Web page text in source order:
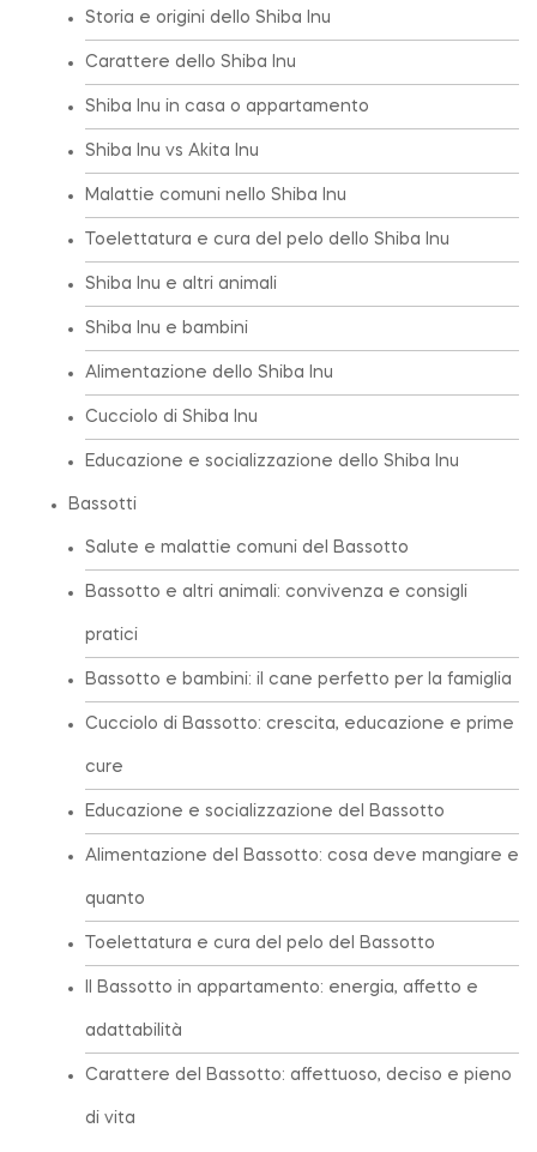
Storia e origini dello Shiba Inu
Carattere dello Shiba Inu
Shiba Inu in casa o appartamento
Shiba Inu vs Akita Inu
Malattie comuni nello Shiba Inu
Toelettatura e cura del pelo dello Shiba Inu
Shiba Inu e altri animali
Shiba Inu e bambini
Alimentazione dello Shiba Inu
Cucciolo di Shiba Inu
Educazione e socializzazione dello Shiba Inu
Bassotti
Salute e malattie comuni del Bassotto
Bassotto e altri animali: convivenza e consigli
pratici
Bassotto e bambini: il cane perfetto per la famiglia
Cucciolo di Bassotto: crescita, educazione e prime
cure
Educazione e socializzazione del Bassotto
Alimentazione del Bassotto: cosa deve mangiare e
quanto
Toelettatura e cura del pelo del Bassotto
Il Bassotto in appartamento: energia, affetto e
adattabilità
Carattere del Bassotto: affettuoso, deciso e pieno
di vita